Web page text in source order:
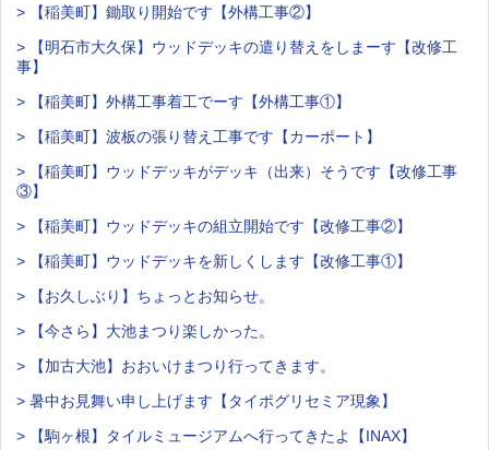
> 【稲美町】鋤取り開始です【外構工事②】
> 【明石市大久保】ウッドデッキの遣り替えをしまーす【改修工
事】
> 【稲美町】外構工事着工でーす【外構工事①】
> 【稲美町】波板の張り替え工事です【カーポート】
> 【稲美町】ウッドデッキがデッキ（出来）そうです【改修工事
③】
> 【稲美町】ウッドデッキの組立開始です【改修工事②】
> 【稲美町】ウッドデッキを新しくします【改修工事①】
> 【お久しぶり】ちょっとお知らせ。
> 【今さら】大池まつり楽しかった。
> 【加古大池】おおいけまつり行ってきます。
> 暑中お見舞い申し上げます【タイポグリセミア現象】
> 【駒ヶ根】タイルミュージアムへ行ってきたよ【INAX】